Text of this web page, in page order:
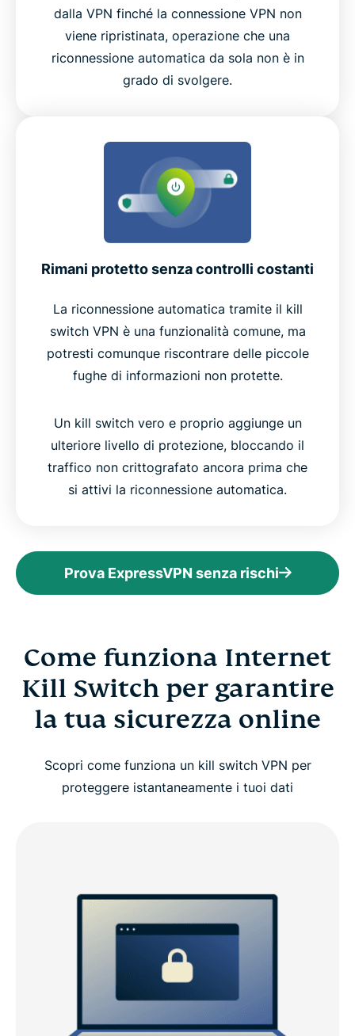
dalla VPN finché la connessione VPN non
viene ripristinata, operazione che una
riconnessione automatica da sola non è in
grado di svolgere.
Rimani protetto senza controlli costanti
La riconnessione automatica tramite il kill
switch VPN è una funzionalità comune, ma
potresti comunque riscontrare delle piccole
fughe di informazioni non protette.
Un kill switch vero e proprio aggiunge un
ulteriore livello di protezione, bloccando il
traffico non crittografato ancora prima che
si attivi la riconnessione automatica.
Prova ExpressVPN senza rischi
Come funziona Internet
Kill Switch per garantire
la tua sicurezza online
Scopri come funziona un kill switch VPN per
proteggere istantaneamente i tuoi dati